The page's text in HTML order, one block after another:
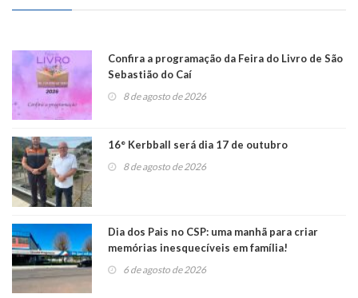
Confira a programação da Feira do Livro de São
Sebastião do Caí
8 de agosto de 2026
16° Kerbball será dia 17 de outubro
8 de agosto de 2026
Dia dos Pais no CSP: uma manhã para criar
memórias inesquecíveis em família!
6 de agosto de 2026